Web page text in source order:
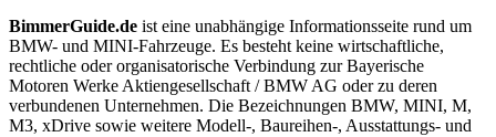
BimmerGuide.de ist eine unabhängige Informationsseite rund um
BMW- und MINI-Fahrzeuge. Es besteht keine wirtschaftliche,
rechtliche oder organisatorische Verbindung zur Bayerische
Motoren Werke Aktiengesellschaft / BMW AG oder zu deren
verbundenen Unternehmen. Die Bezeichnungen BMW, MINI, M,
M3, xDrive sowie weitere Modell-, Baureihen-, Ausstattungs- und